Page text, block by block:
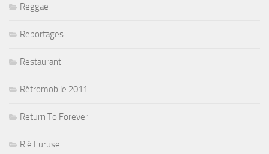
Reggae
Reportages
Restaurant
Rétromobile 2011
Return To Forever
Rié Furuse